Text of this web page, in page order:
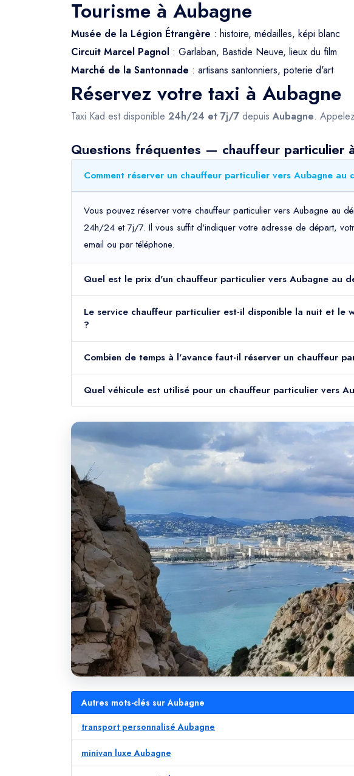
Tourisme à Aubagne
Musée de la Légion Étrangère : histoire, médailles, képi blanc
Circuit Marcel Pagnol : Garlaban, Bastide Neuve, lieux du film
Marché de la Santonnade : artisans santonniers, poterie d'art
Réservez votre taxi à Aubagne
Taxi Kad est disponible 24h/24 et 7j/7 depuis Aubagne.
Questions fréquentes — chauffeur particulier
Comment réserver un chauffeur particulier vers Aubagne
Vous pouvez réserver votre chauffeur particulier vers Aubagne au
24h/24 et 7j/7. Il vous suffit d'indiquer votre adresse de départ,
email ou par téléphone.
Quel est le prix d'un chauffeur particulier vers Aubagne au
Le service chauffeur particulier est-il disponible la nuit et le
?
Combien de temps à l'avance faut-il réserver un chauffeur
Quel véhicule est utilisé pour un chauffeur particulier vers
Autres mots-clés sur Aubagne
transport personnalisé Aubagne
minivan luxe Aubagne